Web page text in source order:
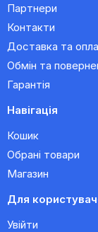
Партнери
Контакти
Доставка та
Обмін та
Гарантія
Навігація
Кошик
Обрані товари
Магазин
Для
Увійти